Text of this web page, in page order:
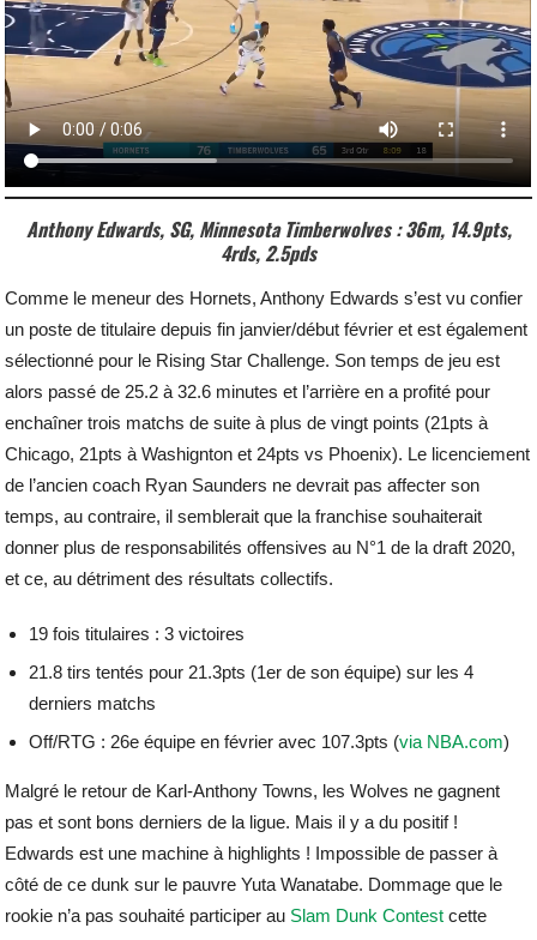
Anthony Edwards, SG, Minnesota Timberwolves : 36m, 14.9pts,
4rds, 2.5pds
Comme le meneur des Hornets, Anthony Edwards s’est vu confier
un poste de titulaire depuis fin janvier/début février et est également
sélectionné pour le Rising Star Challenge. Son temps de jeu est
alors passé de 25.2 à 32.6 minutes et l’arrière en a profité pour
enchaîner trois matchs de suite à plus de vingt points (21pts à
Chicago, 21pts à Washignton et 24pts vs Phoenix). Le licenciement
de l’ancien coach Ryan Saunders ne devrait pas affecter son
temps, au contraire, il semblerait que la franchise souhaiterait
donner plus de responsabilités offensives au N°1 de la draft 2020,
et ce, au détriment des résultats collectifs.
19 fois titulaires : 3 victoires
21.8 tirs tentés pour 21.3pts (1er de son équipe) sur les 4
derniers matchs
Off/RTG : 26e équipe en février avec 107.3pts (via NBA.com)
Malgré le retour de Karl-Anthony Towns, les Wolves ne gagnent
pas et sont bons derniers de la ligue. Mais il y a du positif !
Edwards est une machine à highlights ! Impossible de passer à
côté de ce dunk sur le pauvre Yuta Wanatabe. Dommage que le
rookie n’a pas souhaité participer au Slam Dunk Contest cette